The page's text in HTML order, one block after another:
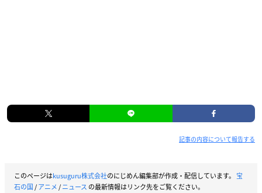
記事の内容について報告する
このページはkusuguru株式会社のにじめん編集部が作成・配信しています。 宝
石の国/アニメ/ニュース の最新情報はリンク先をご覧ください。